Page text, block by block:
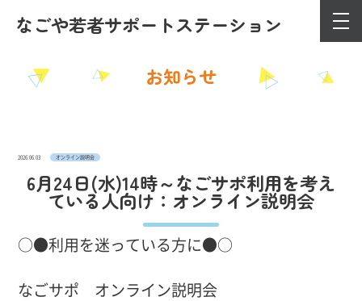
お知らせ
なごや若者サポートステーション
2026.06.03 オンライン説明会
6月24日(水)14時～なごサポ利用を考え
ている人向け：オンライン説明会
○●利用を迷っている方に●○
なごサポ オンライン説明会